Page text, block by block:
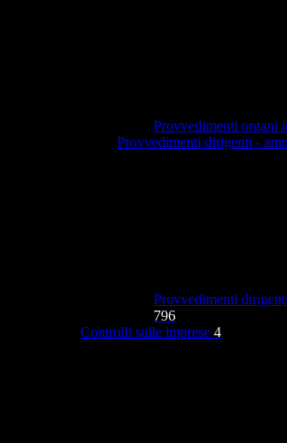
Provvedimenti organi
Provvedimenti dirigenti -
Provvedimenti
796
Controlli sulle imprese 4